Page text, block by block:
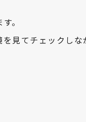
。
見てチェックしな